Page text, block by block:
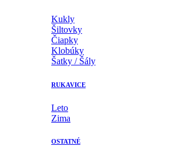
Kukly
Šiltovky
Čiapky
Klobúky
Šatky / Šály
RUKAVICE
Leto
Zima
OSTATNÉ